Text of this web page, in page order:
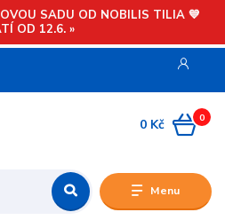
SADU OD NOBILIS TILIA 💙
OD 12.6. »
Menu
0
0 Kč